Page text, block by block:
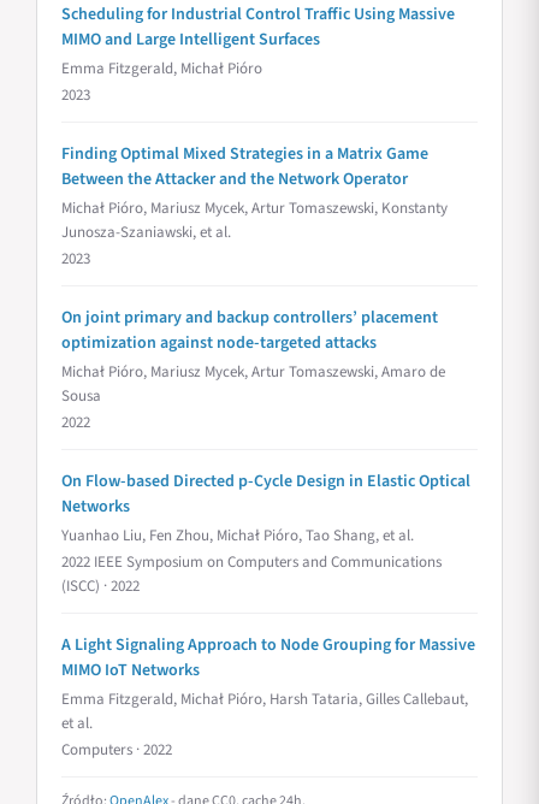
Scheduling for Industrial Control Traffic Using Massive
MIMO and Large Intelligent Surfaces
Emma Fitzgerald, Michał Pióro
2023
Finding Optimal Mixed Strategies in a Matrix Game
Between the Attacker and the Network Operator
Michał Pióro, Mariusz Mycek, Artur Tomaszewski, Konstanty
Junosza-Szaniawski, et al.
2023
On joint primary and backup controllers’ placement
optimization against node-targeted attacks
Michał Pióro, Mariusz Mycek, Artur Tomaszewski, Amaro de
Sousa
2022
On Flow-based Directed p-Cycle Design in Elastic Optical
Networks
Yuanhao Liu, Fen Zhou, Michał Pióro, Tao Shang, et al.
2022 IEEE Symposium on Computers and Communications
(ISCC) · 2022
A Light Signaling Approach to Node Grouping for Massive
MIMO IoT Networks
Emma Fitzgerald, Michał Pióro, Harsh Tataria, Gilles Callebaut,
et al.
Computers · 2022